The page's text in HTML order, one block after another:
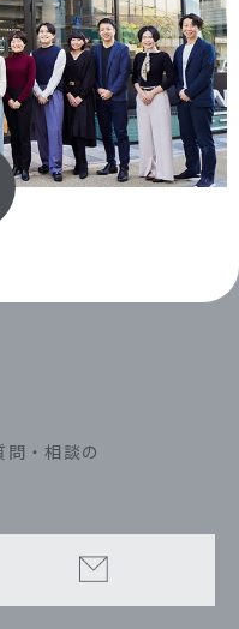
・相談の